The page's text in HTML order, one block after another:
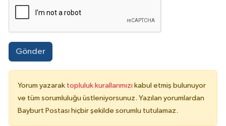
Gönder
Yorum yazarak topluluk kurallarımızı kabul etmiş bulunuyor
ve tüm sorumluluğu üstleniyorsunuz. Yazılan yorumlardan
Bayburt Postası hiçbir şekilde sorumlu tutulamaz.